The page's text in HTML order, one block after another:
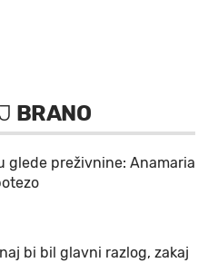
BRANO
glede preživnine: Anamaria
bi bil glavni razlog, zakaj